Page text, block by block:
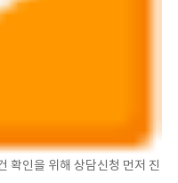
확인을 위해 상담신청 먼저 진